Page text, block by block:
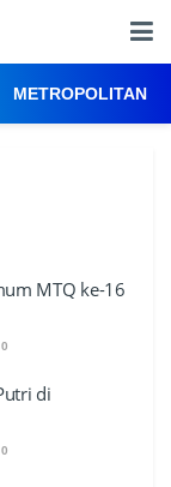
METROPOLITAN
MTQ ke-16
0
di
0